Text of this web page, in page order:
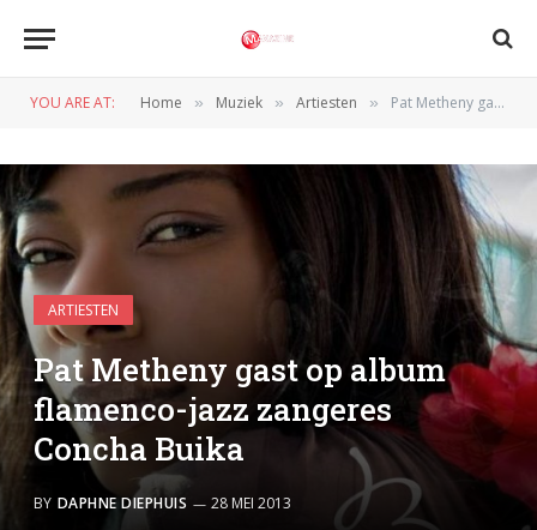
YOU ARE AT: Home » Muziek » Artiesten » Pat Metheny gast op album flamenco-jazz zangeres Concha Buika
ARTIESTEN
Pat Metheny gast op album
flamenco-jazz zangeres
Concha Buika
BY DAPHNE DIEPHUIS 28 MEI 2013